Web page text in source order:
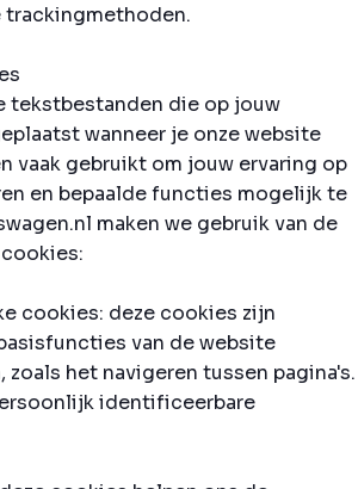
trackingmethoden.
tekstbestanden die op jouw
wanneer je onze website
vaak gebruikt om jouw ervaring op
en bepaalde functies mogelijk te
maken we gebruik van de
cookies: deze cookies zijn
van de website
zoals het navigeren tussen pagina's.
identificeerbare